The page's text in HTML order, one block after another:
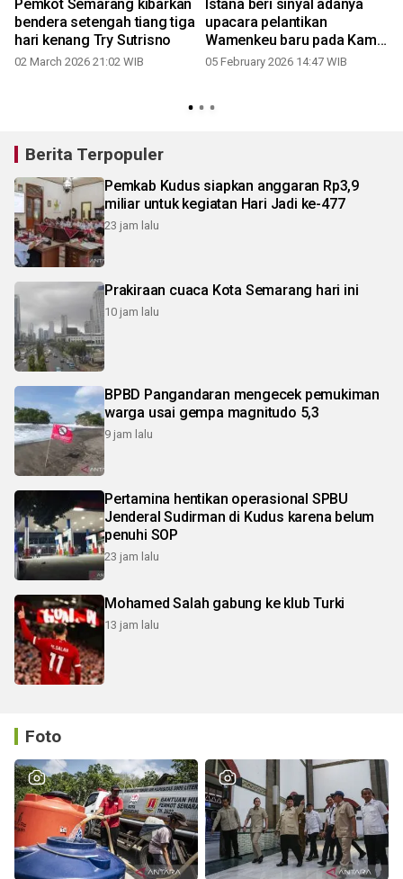
Pemkot Semarang kibarkan
bendera setengah tiang tiga
hari kenang Try Sutrisno
02 March 2026 21:02 WIB
Istana beri sinyal adanya
upacara pelantikan
Wamenkeu baru pada Kamis
sore
05 February 2026 14:47 WIB
Berita Terpopuler
Pemkab Kudus siapkan anggaran Rp3,9
miliar untuk kegiatan Hari Jadi ke-477
23 jam lalu
Prakiraan cuaca Kota Semarang hari ini
10 jam lalu
BPBD Pangandaran mengecek pemukiman
warga usai gempa magnitudo 5,3
9 jam lalu
Pertamina hentikan operasional SPBU
Jenderal Sudirman di Kudus karena belum
penuhi SOP
23 jam lalu
Mohamed Salah gabung ke klub Turki
13 jam lalu
Foto